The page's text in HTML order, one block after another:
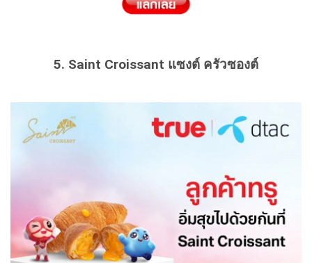
5. Saint Croissant แซงต์ ครัวซองต์